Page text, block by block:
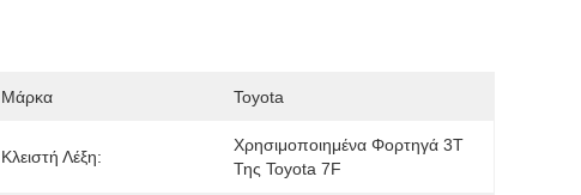
Μάρκα Toyota
Κλειστή Λέξη:
Χρησιμοποιημένα Φορτηγά 3Τ
Της Toyota 7F